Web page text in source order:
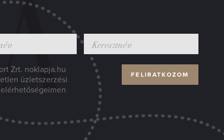
Zrt. noklapja.hu
üzletszerzési